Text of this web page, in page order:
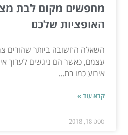
מחפשים מקום לבת
האופציות שלכם
השאלה החשובה ביותר שהורים
עצמם, כאשר הם ניגשים לערוך
אירוע כמו בת...
קרא עוד »
ספט 18, 2018